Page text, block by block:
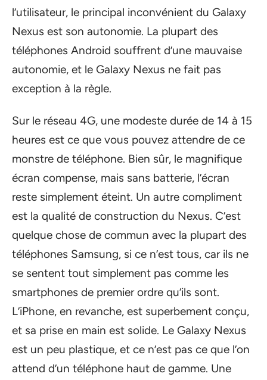
l’utilisateur, le principal inconvénient du Galaxy
Nexus est son autonomie. La plupart des
téléphones Android souffrent d’une mauvaise
autonomie, et le Galaxy Nexus ne fait pas
exception à la règle.
Sur le réseau 4G, une modeste durée de 14 à 15
heures est ce que vous pouvez attendre de ce
monstre de téléphone. Bien sûr, le magnifique
écran compense, mais sans batterie, l’écran
reste simplement éteint. Un autre compliment
est la qualité de construction du Nexus. C’est
quelque chose de commun avec la plupart des
téléphones Samsung, si ce n’est tous, car ils ne
se sentent tout simplement pas comme les
smartphones de premier ordre qu’ils sont.
L’iPhone, en revanche, est superbement conçu,
et sa prise en main est solide. Le Galaxy Nexus
est un peu plastique, et ce n’est pas ce que l’on
attend d’un téléphone haut de gamme. Une